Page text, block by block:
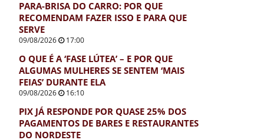
PARA-BRISA DO CARRO: POR QUE
RECOMENDAM FAZER ISSO E PARA QUE
SERVE
09/08/2026 17:00
O QUE É A ‘FASE LÚTEA’ – E POR QUE
ALGUMAS MULHERES SE SENTEM ‘MAIS
FEIAS’ DURANTE ELA
09/08/2026 16:10
PIX JÁ RESPONDE POR QUASE 25% DOS
PAGAMENTOS DE BARES E RESTAURANTES
DO NORDESTE